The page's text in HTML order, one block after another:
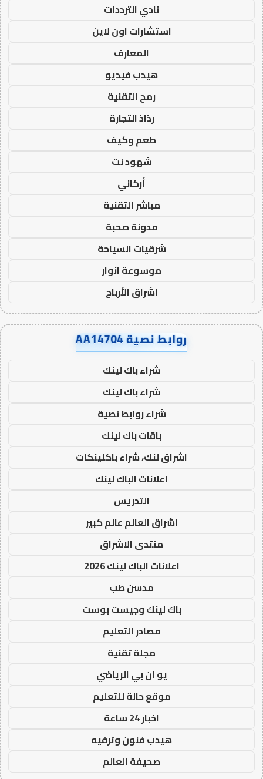
نادي الترددات
استشارات اون لاين
المعارف
هيدب فيديو
رمح التقنية
رذاذ التجارة
طعم وكيف
شهود نت
أركاني
مباشر التقنية
مدونة صحبة
شرقيات السياحة
موسوعة انوار
اشراق الأرباح
روابط نصية AA14704
شراء باك لينك
شراء باك لينك
شراء روابط نصية
باقات باك لينك
اشراق لنك، شراء باكلينكات
اعلانات الباك لينك
التدريس
اشراق العالم عالم كبير
منتدى الاشراق
اعلانات الباك لينك 2026
مدسن طب
باك لينك وجيست بوست
مصادر التعليم
مجلة تقنية
يو ان بي الرياضي
موقع حالة للتعليم
اخبار 24 ساعة
هيدب فنون وترفيه
صحيفة العالم